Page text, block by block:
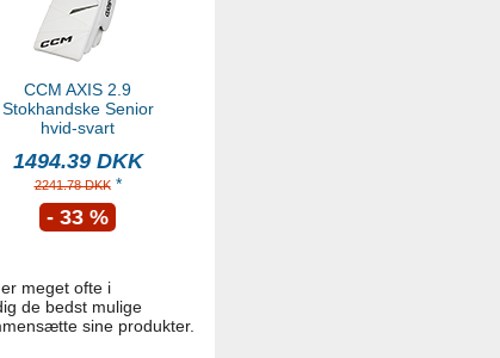
CCM AXIS 2.9
Stokhandske Senior
hvid-svart
1494.39 DKK
2241.78 DKK*
- 33 %
meget ofte i
de bedst mulige
sine produkter.